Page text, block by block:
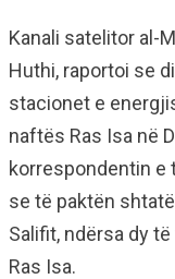
Kanali satelitor al-
Huthi, raportoi se
stacionet e
naftës Ras Isa në
korrespondentin e
se të paktën
Salifit, ndërsa dy
Ras Isa.